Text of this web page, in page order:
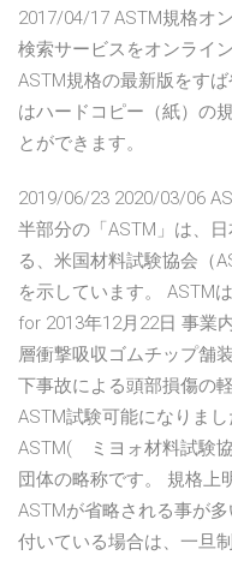
2017/04/17 ASTM規格オ
検索サービスをオンライ
ASTM規格の最新版をす
はハードコピー（紙）の
とができます。
2019/06/23 2020/03/06
半部分の「ASTM」は、
る、米国材料試験協会（
を示しています。 ASTM
for 2013年12月22日 事業
層衝撃吸収ゴムチップ舗
下事故による頭部損傷の
ASTM試験可能になりま
ASTM(゠ミヨォ材料試験
団体の略称です。 規格上
ASTMが省略される事が
付いている場合は、一旦